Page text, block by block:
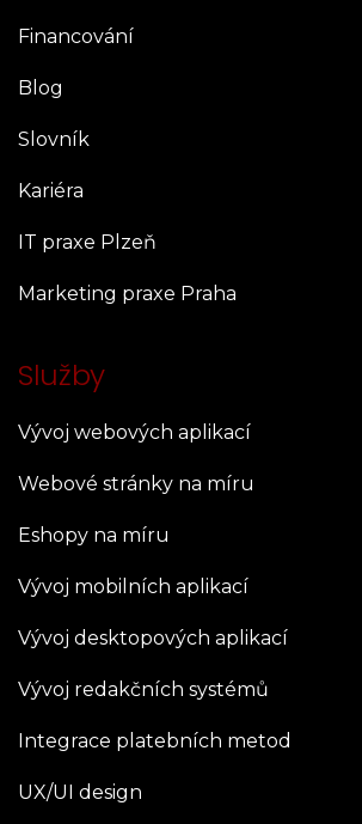
Financování
Blog
Slovník
Kariéra
IT praxe Plzeň
Marketing praxe Praha
Služby
Vývoj webových aplikací
Webové stránky na míru
Eshopy na míru
Vývoj mobilních aplikací
Vývoj desktopových aplikací
Vývoj redakčních systémů
Integrace platebních metod
UX/UI design